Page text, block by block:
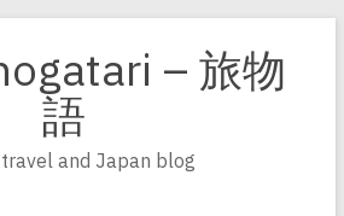
– 旅物
語
and Japan blog